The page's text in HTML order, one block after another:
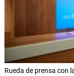
Rueda de prensa con